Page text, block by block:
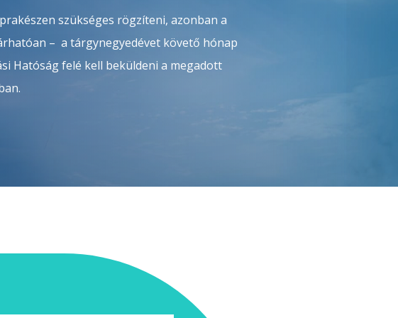
szükséges rögzíteni, azonban a
– a tárgynegyedévet követő hónap
Hatóság felé kell beküldeni a megadott